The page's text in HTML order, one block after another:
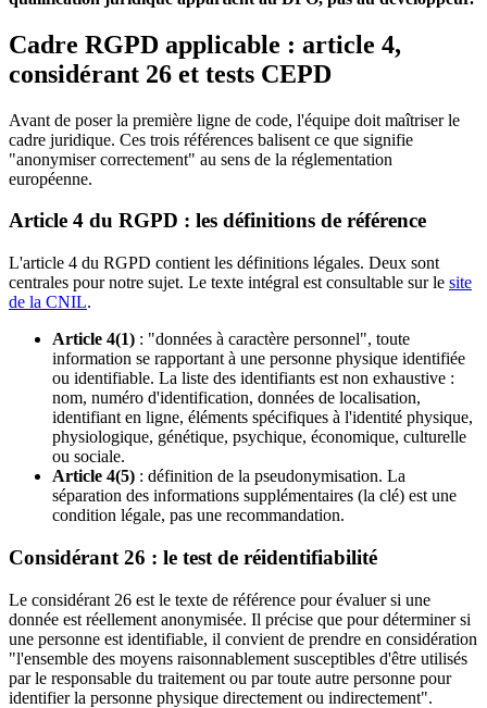
Cadre RGPD applicable : article 4,
considérant 26 et tests CEPD
Avant de poser la première ligne de code, l'équipe doit maîtriser le
cadre juridique. Ces trois références balisent ce que signifie
"anonymiser correctement" au sens de la réglementation
européenne.
Article 4 du RGPD : les définitions de référence
L'article 4 du RGPD contient les définitions légales. Deux sont
centrales pour notre sujet. Le texte intégral est consultable sur le site
de la CNIL.
Article 4(1) : "données à caractère personnel", toute
information se rapportant à une personne physique identifiée
ou identifiable. La liste des identifiants est non exhaustive :
nom, numéro d'identification, données de localisation,
identifiant en ligne, éléments spécifiques à l'identité physique,
physiologique, génétique, psychique, économique, culturelle
ou sociale.
Article 4(5) : définition de la pseudonymisation. La
séparation des informations supplémentaires (la clé) est une
condition légale, pas une recommandation.
Considérant 26 : le test de réidentifiabilité
Le considérant 26 est le texte de référence pour évaluer si une
donnée est réellement anonymisée. Il précise que pour déterminer si
une personne est identifiable, il convient de prendre en considération
"l'ensemble des moyens raisonnablement susceptibles d'être utilisés
par le responsable du traitement ou par toute autre personne pour
identifier la personne physique directement ou indirectement".